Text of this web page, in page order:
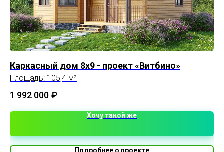
Каркасный дом 8х9 - проект «Витбино»
Площадь: 105,4 м²
1 992 000 ₽
Хочу такой же
Подробнее о проекте